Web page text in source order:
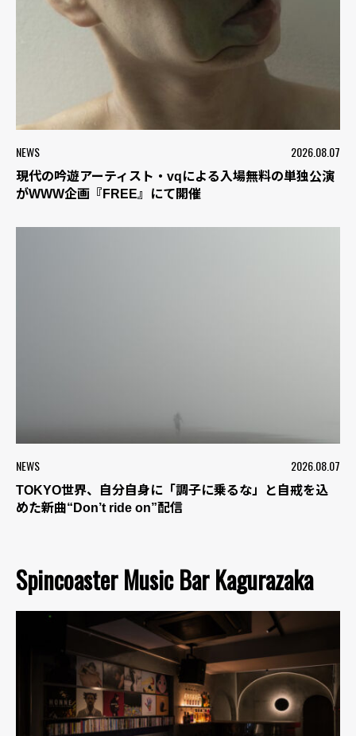
NEWS 2026.08.07
現代の吟遊アーティスト・vqによる入場無料の単独公演
がWWW企画『FREE』にて開催
NEWS 2026.08.07
TOKYO世界、自分自身に「調子に乗るな」と自戒を込
めた新曲“Don’t ride on”配信
Spincoaster Music Bar Kagurazaka